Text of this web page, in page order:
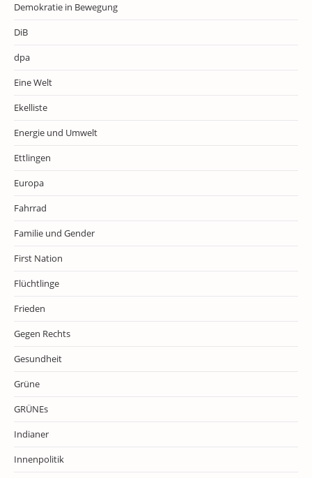
Demokratie in Bewegung
DiB
dpa
Eine Welt
Ekelliste
Energie und Umwelt
Ettlingen
Europa
Fahrrad
Familie und Gender
First Nation
Flüchtlinge
Frieden
Gegen Rechts
Gesundheit
Grüne
GRÜNEs
Indianer
Innenpolitik